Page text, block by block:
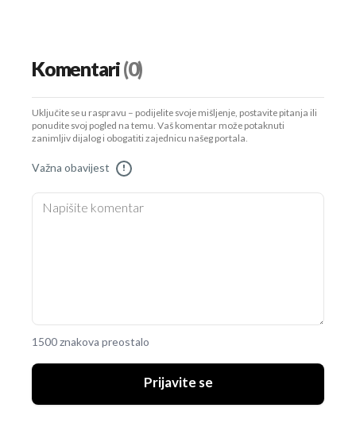
Komentari(0)
Uključite se u raspravu – podijelite svoje mišljenje, postavite pitanja ili
ponudite svoj pogled na temu. Vaš komentar može potaknuti
zanimljiv dijalog i obogatiti zajednicu našeg portala.
Važna obavijest !
1500 znakova preostalo
Prijavite se